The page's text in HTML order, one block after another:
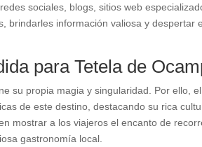
sociales, blogs, sitios web
brindarles información valiosa y despertar
para Tetela de
su propia magia y singularidad. Por ello,
de este destino, destacando su rica
mostrar a los viajeros el encanto de
gastronomía local.